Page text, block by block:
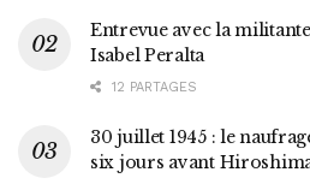
Entrevue avec la
Isabel Peralta
12 PARTAGES
30 juillet 1945 : le
six jours avant